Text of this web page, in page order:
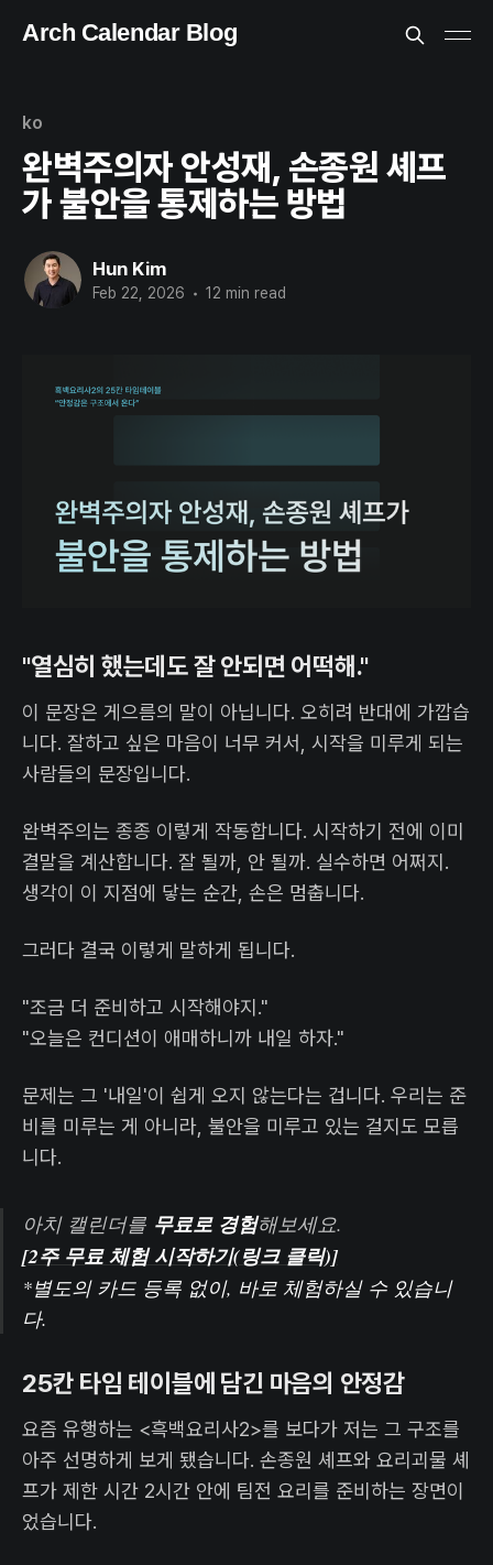
Arch Calendar Blog
ko
완벽주의자 안성재, 손종원 셰프
가 불안을 통제하는 방법
Hun Kim
Feb 22, 2026 • 12 min read
"열심히 했는데도 잘 안되면 어떡해."
이 문장은 게으름의 말이 아닙니다. 오히려 반대에 가깝습
니다. 잘하고 싶은 마음이 너무 커서, 시작을 미루게 되는
사람들의 문장입니다.
완벽주의는 종종 이렇게 작동합니다. 시작하기 전에 이미
결말을 계산합니다. 잘 될까, 안 될까. 실수하면 어쩌지.
생각이 이 지점에 닿는 순간, 손은 멈춥니다.
그러다 결국 이렇게 말하게 됩니다.
"조금 더 준비하고 시작해야지."
"오늘은 컨디션이 애매하니까 내일 하자."
문제는 그 '내일'이 쉽게 오지 않는다는 겁니다. 우리는 준
비를 미루는 게 아니라, 불안을 미루고 있는 걸지도 모릅
니다.
아치 캘린더를 무료로 경험해보세요.
[2주 무료 체험 시작하기(링크 클릭)]
*별도의 카드 등록 없이, 바로 체험하실 수 있습니
다.
25칸 타임 테이블에 담긴 마음의 안정감
요즘 유행하는 <흑백요리사2>를 보다가 저는 그 구조를
아주 선명하게 보게 됐습니다. 손종원 셰프와 요리괴물 셰
프가 제한 시간 2시간 안에 팀전 요리를 준비하는 장면이
었습니다.